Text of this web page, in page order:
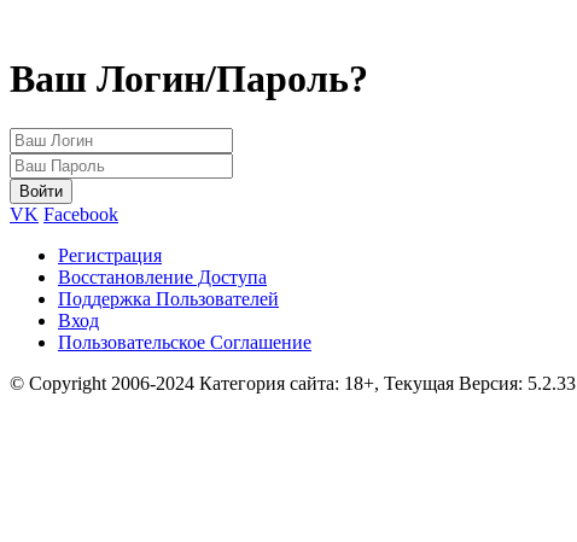
Ваш Логин/Пароль?
VK Facebook
Регистрация
Восстановление Доступа
Поддержка Пользователей
Вход
Пользовательское Соглашение
© Copyright 2006-2024 Категория сайта: 18+, Текущая Версия: 5.2.33